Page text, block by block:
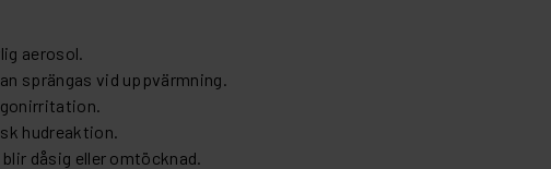
aerosol.
sprängas vid uppvärmning.
hudreaktion.
dåsig eller omtöcknad.